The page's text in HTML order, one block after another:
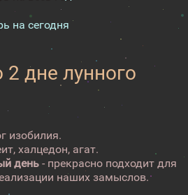
на сегодня
дне лунного
изобилия.
халцедон, агат.
день - прекрасно подходит для
наших замыслов.